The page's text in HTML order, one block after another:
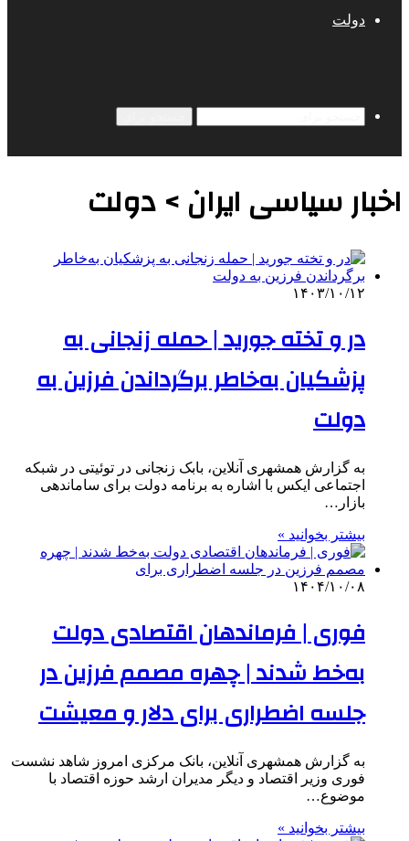
دولت
اخبار سیاسی ایران > دولت
۱۴۰۳/۱۰/۱۲
در و تخته جورید | حمله زنجانی به
پزشکیان‌ به‌خاطر برگرداندن فرزین به
دولت
به گزارش همشهری آنلاین، بابک زنجانی در توئیتی در شبکه
اجتماعی ایکس با اشاره به برنامه‌ دولت برای ساماندهی
بازار…
بیشتر بخوانید »
۱۴۰۴/۱۰/۰۸
فوری | فرماندهان اقتصادی دولت
به‌خط شدند | چهره مصمم فرزین در
جلسه اضطراری برای دلار و معیشت
به گزارش همشهری آنلاین، بانک مرکزی امروز شاهد نشست
فوری وزیر اقتصاد و دیگر مدیران ارشد حوزه اقتصاد با
موضوع…
بیشتر بخوانید »